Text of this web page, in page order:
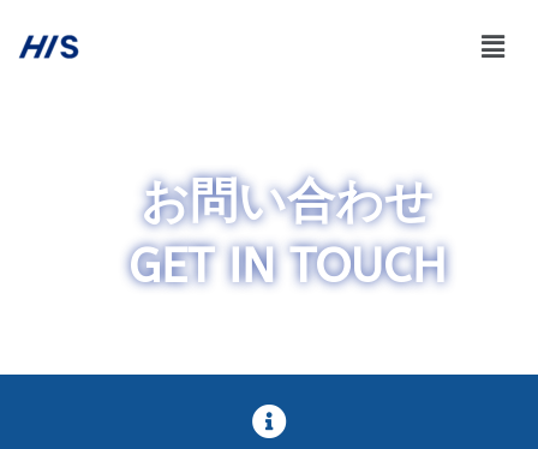
お問い合わせ
GET IN TOUCH